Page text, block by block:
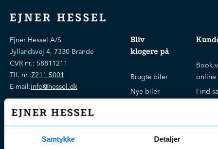
Samtykke Detaljer
EJNER HESSEL
Ejner Hessel A/S
Jyllandsvej 4, 7330 Brande
CVR nr.: 58811211
Tlf. nr.:7211 5001
E-mail:info@hessel.dk
Åbningstider
Man - Fre:
07.30 - 17.30
Bliv
klogere på
Brugte biler
Nye biler
Book
online
Find